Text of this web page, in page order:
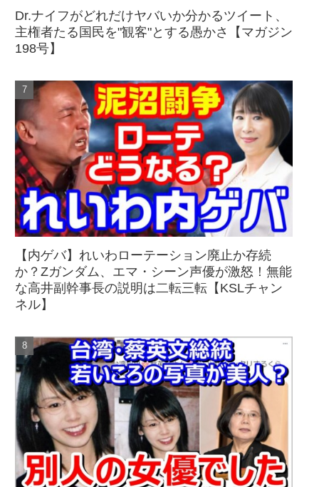
Dr.ナイフがどれだけヤバいか分かるツイート、
主権者たる国民を"観客"とする愚かさ【マガジン
198号】
【内ゲバ】れいわローテーション廃止か存続
か？Zガンダム、エマ・シーン声優が激怒！無能
な高井副幹事長の説明は二転三転【KSLチャン
ネル】